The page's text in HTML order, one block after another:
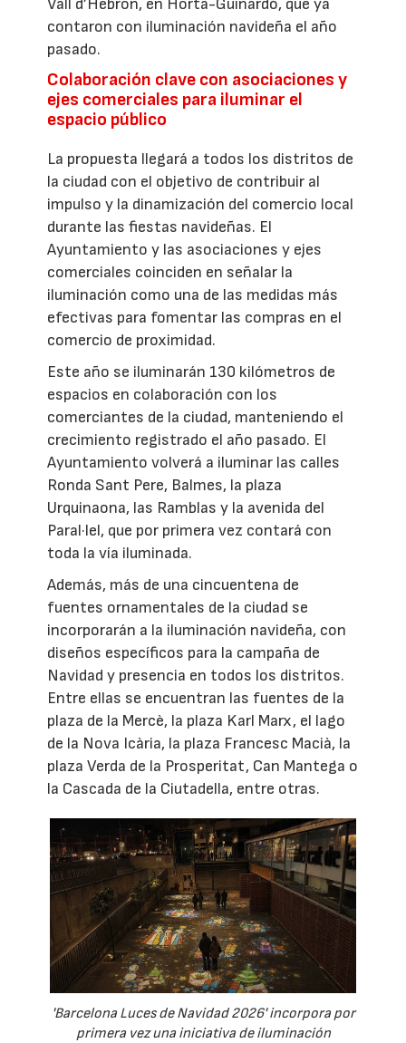
Vall d’Hebron, en Horta-Guinardó, que ya
contaron con iluminación navideña el año
pasado.
Colaboración clave con asociaciones y
ejes comerciales para iluminar el
espacio público
La propuesta llegará a todos los distritos de
la ciudad con el objetivo de contribuir al
impulso y la dinamización del comercio local
durante las fiestas navideñas. El
Ayuntamiento y las asociaciones y ejes
comerciales coinciden en señalar la
iluminación como una de las medidas más
efectivas para fomentar las compras en el
comercio de proximidad.
Este año se iluminarán 130 kilómetros de
espacios en colaboración con los
comerciantes de la ciudad, manteniendo el
crecimiento registrado el año pasado. El
Ayuntamiento volverá a iluminar las calles
Ronda Sant Pere, Balmes, la plaza
Urquinaona, las Ramblas y la avenida del
Paral·lel, que por primera vez contará con
toda la vía iluminada.
Además, más de una cincuentena de
fuentes ornamentales de la ciudad se
incorporarán a la iluminación navideña, con
diseños específicos para la campaña de
Navidad y presencia en todos los distritos.
Entre ellas se encuentran las fuentes de la
plaza de la Mercè, la plaza Karl Marx, el lago
de la Nova Icària, la plaza Francesc Macià, la
plaza Verda de la Prosperitat, Can Mantega o
la Cascada de la Ciutadella, entre otras.
'Barcelona Luces de Navidad 2026' incorpora por
primera vez una iniciativa de iluminación